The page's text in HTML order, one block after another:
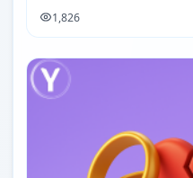
1,826